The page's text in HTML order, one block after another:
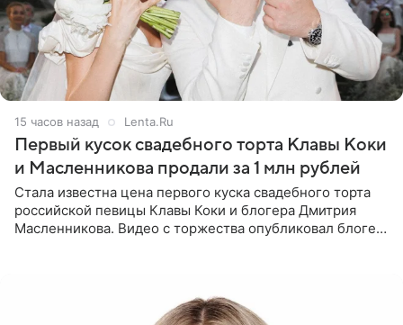
15 часов назад Lenta.Ru
Первый кусок свадебного торта Клавы Коки
и Масленникова продали за 1 млн рублей
Стала известна цена первого куска свадебного торта
российской певицы Клавы Коки и блогера Дмитрия
Масленникова. Видео с торжества опубликовал блогер